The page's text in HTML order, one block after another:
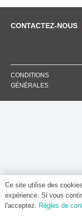
CONTACTEZ-NOUS
CONDITIONS
GÉNÉRALES
Ce site utilise des
expérience. Si vous
l'acceptez. Règles de